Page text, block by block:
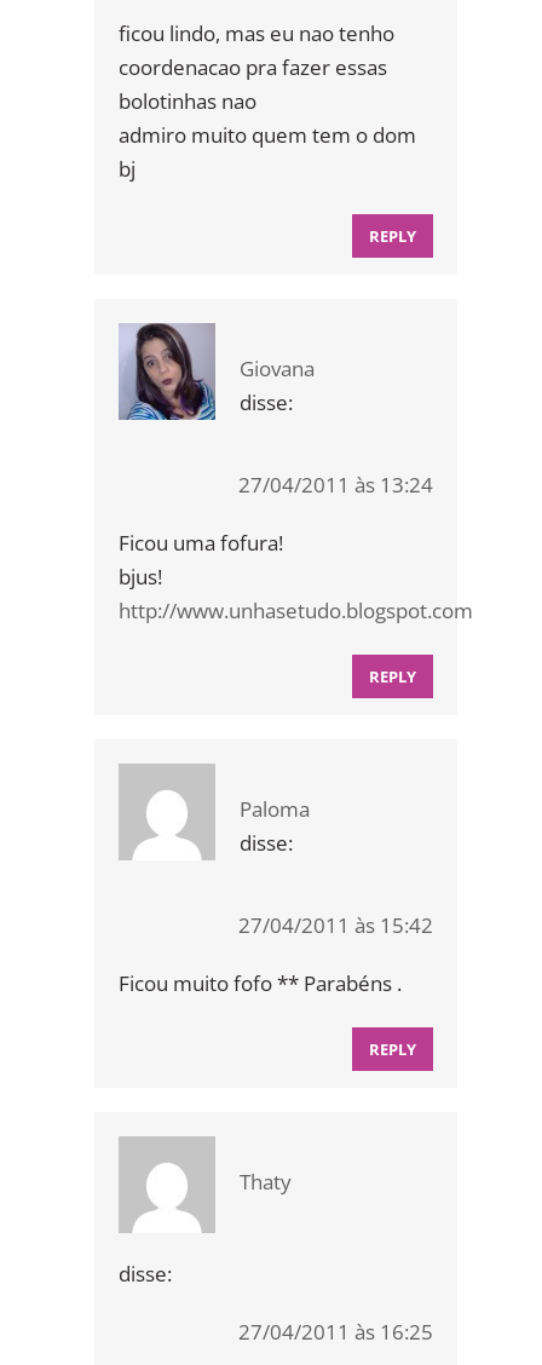
ficou lindo, mas eu nao tenho
coordenacao pra fazer essas
bolotinhas nao
admiro muito quem tem o dom
bj
REPLY
Giovana
disse:
27/04/2011 às 13:24
Ficou uma fofura!
bjus!
http://www.unhasetudo.blogspot.com
REPLY
Paloma
disse:
27/04/2011 às 15:42
Ficou muito fofo ** Parabéns .
REPLY
Thaty
disse:
27/04/2011 às 16:25